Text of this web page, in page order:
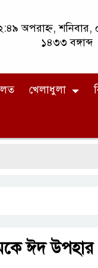
অপরাহ্ন, শনিবার,
১৪৩৩ বঙ্গাব্দ
খেলাধুলা
ঈদ